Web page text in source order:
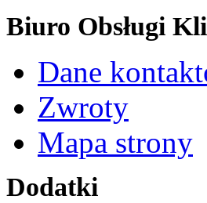
Biuro Obsługi
Dane
Zwroty
Mapa strony
Dodatki